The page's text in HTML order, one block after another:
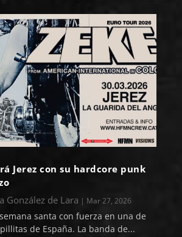
Jerez con su hardcore punk
González de Lara | Mar 27, 2026
santa con fuerza en una de
de España. La banda de...